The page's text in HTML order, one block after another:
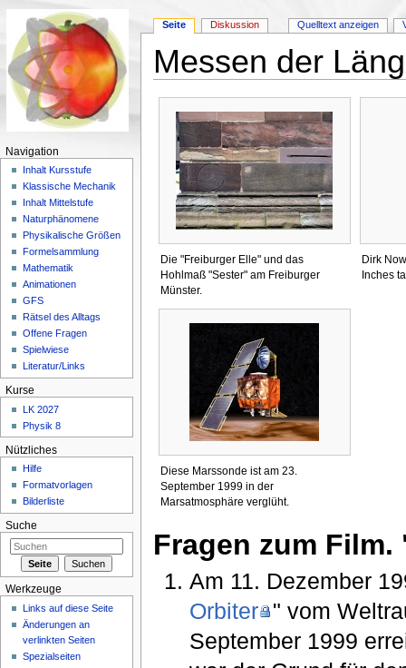
Messen der
Die "Freiburger Elle" und das
Hohlmaß "Sester" am Freiburger
Münster.
Dirk
Inches
Diese Marssonde ist am 23.
September 1999 in der
Marsatmosphäre verglüht.
Fragen zum Film.
Am 11. Dezember
Orbiter
" vom
September 1999
Seite Diskussion Quelltext anzeigen
Navigation
Inhalt Kursstufe
Klassische Mechanik
Inhalt Mittelstufe
Naturphänomene
Physikalische Größen
Formelsammlung
Mathematik
Animationen
GFS
Rätsel des Alltags
Offene Fragen
Spielwiese
Literatur/Links
Kurse
LK 2027
Physik 8
Nützliches
Hilfe
Formatvorlagen
Bilderliste
Suche
Werkzeuge
Links auf diese Seite
Änderungen an
verlinkten Seiten
Spezialseiten